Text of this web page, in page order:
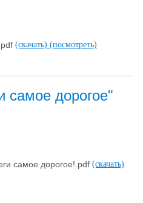
(скачать) (посмотреть)
самое дорогое"
самое дорогое!.pdf (скачать)